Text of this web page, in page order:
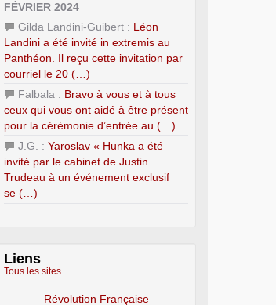
FÉVRIER 2024
Gilda Landini-Guibert : Léon
Landini a été invité in extremis au
Panthéon. Il reçu cette invitation par
courriel le 20 (…)
Falbala : Bravo à vous et à tous
ceux qui vous ont aidé à être présent
pour la cérémonie d’entrée au (…)
J.G. : Yaroslav « Hunka a été
invité par le cabinet de Justin
Trudeau à un événement exclusif
se (…)
Liens
Tous les sites
Révolution Française